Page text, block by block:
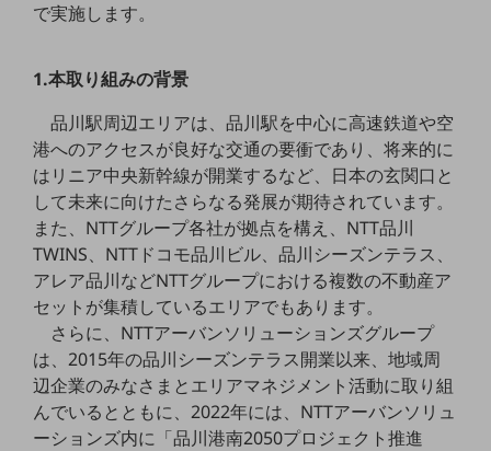
クラウド・データセンター
データ利活用
運用管理
業務支援・マーケティング
災害対策・BCP
課題・ニーズで探す
課題・ニーズで探すTOP
で実施します。
1.本取り組みの背景
品川駅周辺エリアは、品川駅を中心に高速鉄道や空
港へのアクセスが良好な交通の要衝であり、将来的に
はリニア中央新幹線が開業するなど、日本の玄関口と
して未来に向けたさらなる発展が期待されています。
また、NTTグループ各社が拠点を構え、NTT品川
TWINS、NTTドコモ品川ビル、品川シーズンテラス、
アレア品川などNTTグループにおける複数の不動産ア
セットが集積しているエリアでもあります。
さらに、NTTアーバンソリューションズグループ
は、2015年の品川シーズンテラス開業以来、地域周
辺企業のみなさまとエリアマネジメント活動に取り組
んでいるとともに、2022年には、NTTアーバンソリュ
ーションズ内に「品川港南2050プロジェクト推進